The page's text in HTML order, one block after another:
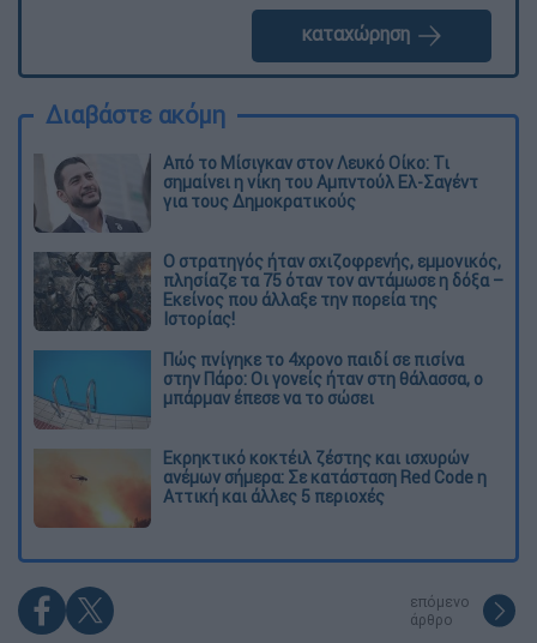
καταχώρηση
Διαβάστε ακόμη
Από το Μίσιγκαν στον Λευκό Οίκο: Τι
σημαίνει η νίκη του Αμπντούλ Ελ-Σαγέντ
για τους Δημοκρατικούς
O στρατηγός ήταν σχιζοφρενής, εμμονικός,
πλησίαζε τα 75 όταν τον αντάμωσε η δόξα –
Εκείνος που άλλαξε την πορεία της
Ιστορίας!
Πώς πνίγηκε το 4χρονο παιδί σε πισίνα
στην Πάρο: Οι γονείς ήταν στη θάλασσα, ο
μπάρμαν έπεσε να το σώσει
Εκρηκτικό κοκτέιλ ζέστης και ισχυρών
ανέμων σήμερα: Σε κατάσταση Red Code η
Αττική και άλλες 5 περιοχές
επόμενο
άρθρο